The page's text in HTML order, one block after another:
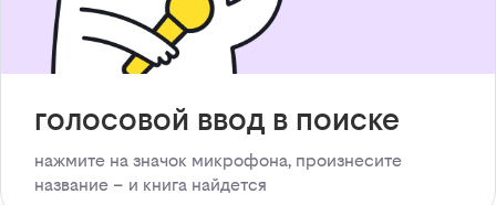
голосовой ввод в поиске
нажмите на значок микрофона, произнесите
название – и книга найдется